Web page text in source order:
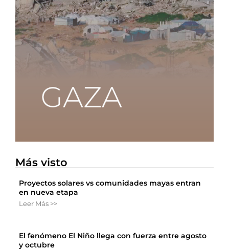
Más visto
Proyectos solares vs comunidades mayas entran
en nueva etapa
Leer Más >>
El fenómeno El Niño llega con fuerza entre agosto
y octubre